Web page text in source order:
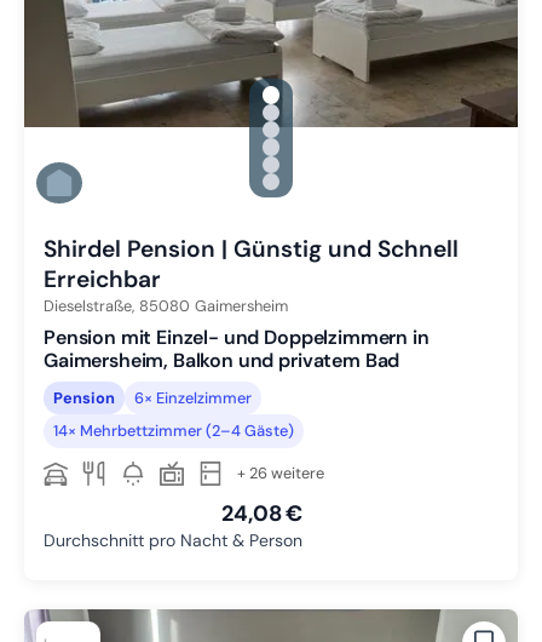
gallery.slide_selector
Zu Slide 1 wechseln
Zu Slide 2 wechseln
Zu Slide 3 wechseln
Zu Slide 4 wechseln
Zu Slide 5 wechseln
Zu Slide 6 wechseln
Shirdel Pension | Günstig und Schnell
Erreichbar
Dieselstraße, 85080 Gaimersheim
Pension mit Einzel- und Doppelzimmern in
Gaimersheim, Balkon und privatem Bad
Pension
6× Einzelzimmer
14× Mehrbettzimmer (2–4 Gäste)
+ 26 weitere
24,08 €
Durchschnitt pro Nacht & Person